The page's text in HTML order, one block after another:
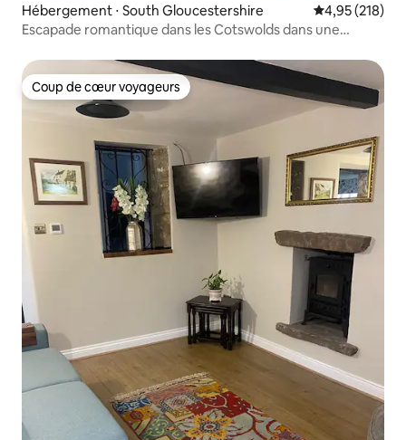
Hébergement ⋅ South Gloucestershire Évaluation
4,95 (218)
Escapade romantique dans les Cotswolds dans une
Coup de cœur voyageurs
Coup de cœur voyageurs